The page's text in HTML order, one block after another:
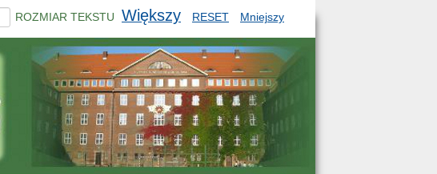
ROZMIAR TEKSTU Większy RESET Mniejszy